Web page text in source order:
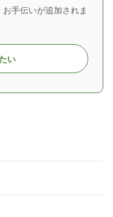
手伝いが追加されま
い